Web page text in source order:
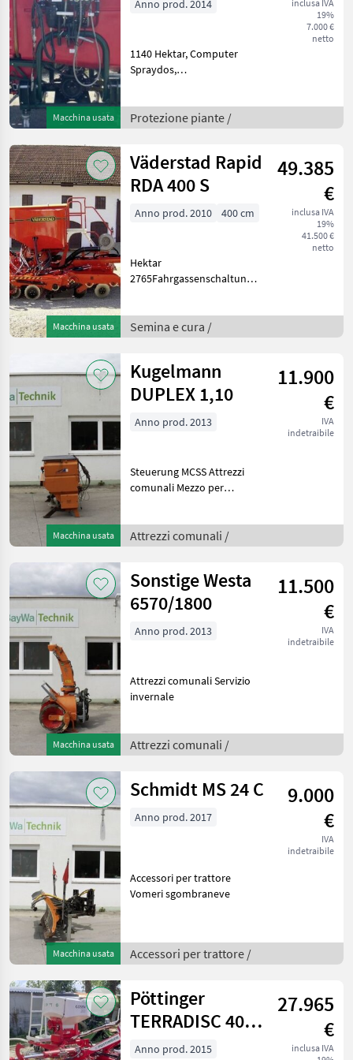
Macchina usata
inclusa IVA
19%
7.000 €
netto
Anno prod. 2014
1140 Hektar, Computer
Spraydos,
Standort in DE - 84183
Niederviehbach. Gerne
Tel. 0162/282
Protezione piante /
Macchina usata
Väderstad Rapid
RDA 400 S
49.385
€
inclusa IVA
19%
41.500 €
netto
Anno prod. 2010 400 cm
Hektar
2765FahrgassenschaltungHydr.
getauscht werden
entweder - Disc Scheiben
Semina e cura /
Macchina usata
Kugelmann
DUPLEX 1,10
11.900
€
IVA
indetraibile
Anno prod. 2013
Steuerung MCSS Attrezzi
comunali Mezzo per
Attrezzi comunali /
Macchina usata
Sonstige Westa
6570/1800
11.500
€
IVA
indetraibile
Anno prod. 2013
Attrezzi comunali Servizio
invernale
Attrezzi comunali /
Macchina usata
Schmidt MS 24 C
9.000
€
IVA
indetraibile
Anno prod. 2017
Accessori per trattore
Vomeri sgombraneve
Accessori per trattore /
Pöttinger
TERRADISC 4001
K
27.965
€
inclusa IVA
Anno prod. 2015